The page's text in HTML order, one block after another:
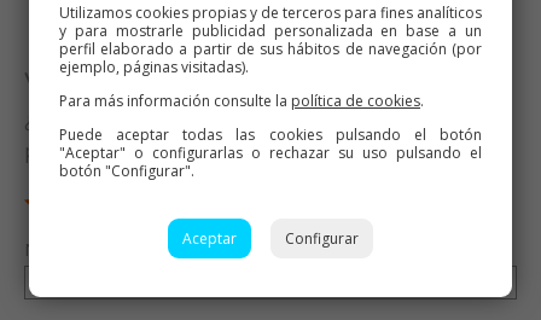
Valora esta receta
¿Te ha gustado esta receta? Valórala y dime qué
piensas
Nombre (opcional)
Utilizamos cookies propias y de terceros para fines analíticos
y para mostrarle publicidad personalizada en base a un
perfil elaborado a partir de sus hábitos de navegación (por
ejemplo, páginas visitadas).
Para más información consulte la política de cookies.
Puede aceptar todas las cookies pulsando el botón
"Aceptar" o configurarlas o rechazar su uso pulsando el
botón "Configurar".
Aceptar Configurar